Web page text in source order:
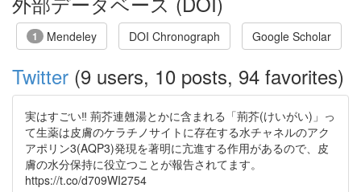
1 Mendeley DOI Chronograph Google Scholar
Twitter (9 users, 10 posts, 94 favorites)
実はすごい‼️ 荊芥連翹湯とかに含まれる「荊芥(けいがい)」っ
て生薬は皮膚のケラチノサイトに存在する水チャネルのアク
アポリン3(AQP3)発現を著明に亢進する作用があるので、皮
膚の水分保持に役立つことが報告されてます。
https://t.co/d709WI2754